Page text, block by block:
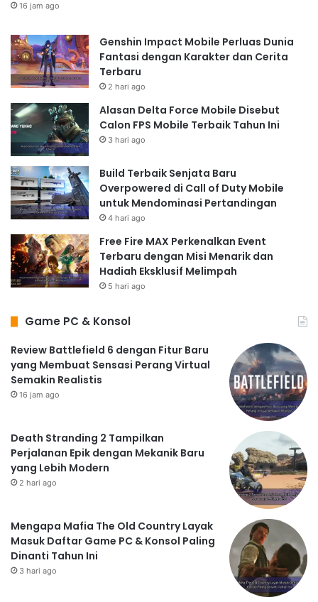
16 jam ago
Genshin Impact Mobile Perluas Dunia
Fantasi dengan Karakter dan Cerita
Terbaru
2 hari ago
Alasan Delta Force Mobile Disebut
Calon FPS Mobile Terbaik Tahun Ini
3 hari ago
Build Terbaik Senjata Baru
Overpowered di Call of Duty Mobile
untuk Mendominasi Pertandingan
4 hari ago
Free Fire MAX Perkenalkan Event
Terbaru dengan Misi Menarik dan
Hadiah Eksklusif Melimpah
5 hari ago
Game PC & Konsol
Review Battlefield 6 dengan Fitur Baru
yang Membuat Sensasi Perang Virtual
Semakin Realistis
16 jam ago
Death Stranding 2 Tampilkan
Perjalanan Epik dengan Mekanik Baru
yang Lebih Modern
2 hari ago
Mengapa Mafia The Old Country Layak
Masuk Daftar Game PC & Konsol Paling
Dinanti Tahun Ini
3 hari ago